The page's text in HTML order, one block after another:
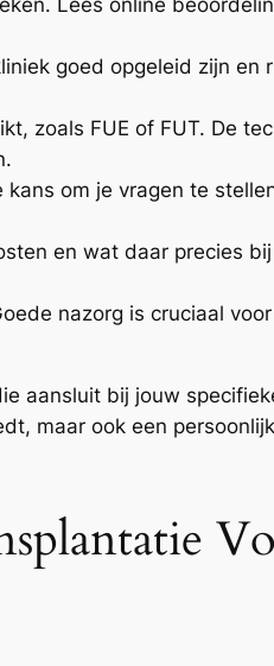
goed opgeleid zijn en
zoals FUE of FUT. De
om je vragen te
en wat daar precies
nazorg is cruciaal
aansluit bij jouw
maar ook een